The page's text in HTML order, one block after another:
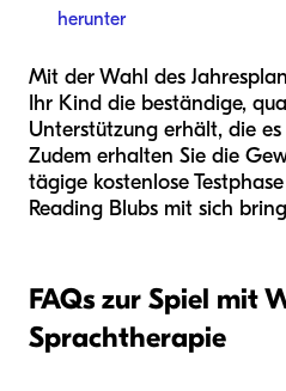
herunter
Mit der Wahl des
Ihr Kind die beständige,
Unterstützung erhält, die
Zudem erhalten Sie die
tägige kostenlose
Reading Blubs mit sich
FAQs zur Spiel mit
Sprachtherapie